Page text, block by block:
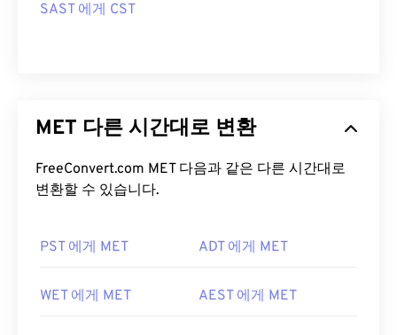
SAST 에게 CST
MET 다른 시간대로 변환
FreeConvert.com MET 다음과 같은 다른 시간대로
변환할 수 있습니다.
PST 에게 MET ADT 에게 MET
WET 에게 MET AEST 에게 MET